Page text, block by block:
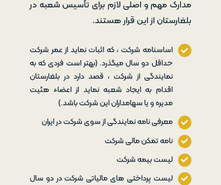
مدارک مهم و اصلی لازم برای تأسیس شعبه در
بلغارستان از این قرار هستند.
اساسنامه شرکت ، که اثبات نماید از عمر شرکت
حداقل دو سال میگذرد. (بهتر است فردی که به
نمایندگی از شرکت ، قصد دارد در بلغارستان
اقدام به ایجاد شعبه نماید از اعضاء هئیت
مدیره و یا سهامداران این شرکت باشد.)
معرفی نامه نمایندگی از سوی شرکت در ایران
نامه تمکن مالی شرکت
لیست بیمه شرکت
لیست پرداختی های مالیاتی شرکت در دو سال